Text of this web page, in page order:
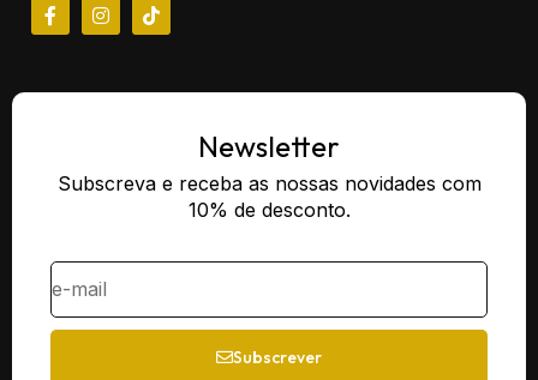
Newsletter
Subscreva e receba as nossas novidades com
10% de desconto.
Subscrever